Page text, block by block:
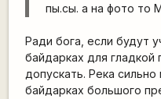
пы.сы. а на фото то
Ради бога, если будут
байдарках для
допускать. Река
байдарках большого